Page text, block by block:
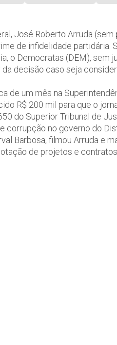
José Roberto Arruda (sem
de infidelidade
o Democratas (DEM), sem
decisão caso seja
de um mês na
R$ 200 mil para que o
do Superior Tribunal de
corrupção no governo do
Barbosa, filmou Arruda e
de projetos e